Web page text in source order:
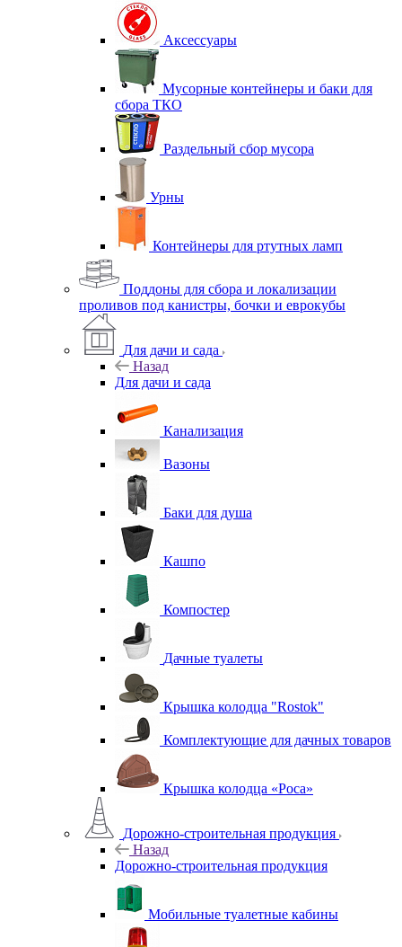
Аксессуары
Мусорные контейнеры и баки для
сбора ТКО
Раздельный сбор мусора
Урны
Контейнеры для ртутных ламп
Поддоны для сбора и локализации
проливов под канистры, бочки и еврокубы
Для дачи и сада
Назад
Для дачи и сада
Канализация
Вазоны
Баки для душа
Кашпо
Компостер
Дачные туалеты
Крышка колодца "Rostok"
Комплектующие для дачных товаров
Крышка колодца «Роса»
Дорожно-строительная продукция
Назад
Дорожно-строительная продукция
Мобильные туалетные кабины